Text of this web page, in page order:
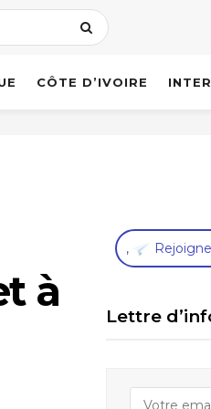
CÔTE D’IVOIRE
à
,
Lettre